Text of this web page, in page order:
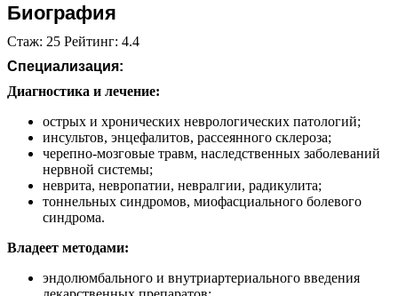
Биография
Стаж: 25 Рейтинг: 4.4
Специализация:
Диагностика и лечение:
острых и хронических неврологических патологий;
инсультов, энцефалитов, рассеянного склероза;
черепно-мозговые травм, наследственных заболеваний
нервной системы;
неврита, невропатии, невралгии, радикулита;
тоннельных синдромов, миофасциального болевого
синдрома.
Владеет методами:
эндолюмбального и внутриартериального введения